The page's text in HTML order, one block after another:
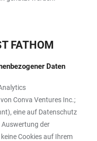
FATHOM
Daten
Conva Ventures Inc.;
eine auf Datenschutz
der
Cookies auf Ihrem